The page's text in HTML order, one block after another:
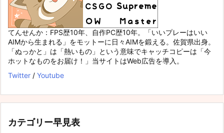
てんせんか：FPS歴10年、自作PC歴10年。「いいプレーはいい
AIMから生まれる」をモットーに日々AIMを鍛える。佐賀県出身。
「ぬっかと」は「熱いもの」という意味でキャッチコピーは「今
ホットなものをお届け！」当サイトはWeb広告を導入。
Twitter / Youtube
カテゴリー早見表